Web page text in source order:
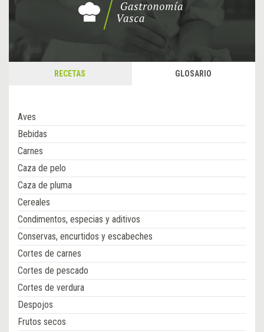
RECETAS GLOSARIO
Aves
Bebidas
Carnes
Caza de pelo
Caza de pluma
Cereales
Condimentos, especias y aditivos
Conservas, encurtidos y escabeches
Cortes de carnes
Cortes de pescado
Cortes de verdura
Despojos
Frutos secos